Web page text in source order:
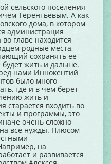
сельского поселения
Терентьевым. А как
дома, в котором
администрация
главе находится
родные места,
сохранять ее
будет жить и дальше.
нами Иннокентий
было много
где и в чем берет
жить и
старается входить во
и программы, это
очень сложно
все нужды. Плюсом
на
и развивается